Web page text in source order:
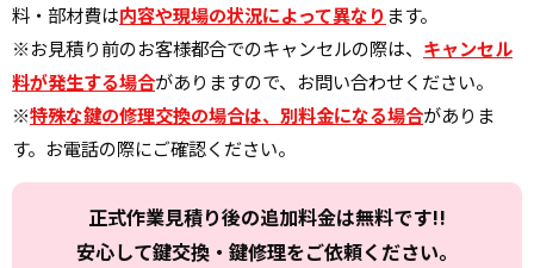
料・部材費は内容や現場の状況によって異なり ます。
※お見積り前のお客様都合でのキャンセルの際は、 キャンセル
料が発生する場合がありますので、お問い合わせください。
※特殊な鍵の修理交換の場合は、別料金になる場合がありま
す。お電話の際にご確認ください。
正式作業見積り後の追加料金は無料です!!
安心して鍵交換・鍵修理をご依頼ください。